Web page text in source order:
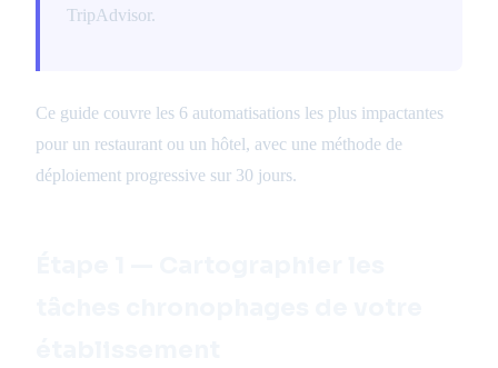
TripAdvisor.
Ce guide couvre les 6 automatisations les plus impactantes
pour un restaurant ou un hôtel, avec une méthode de
déploiement progressive sur 30 jours.